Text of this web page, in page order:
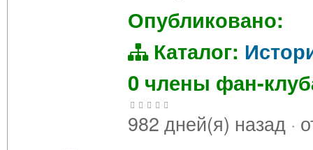
Опубликовано:
Каталог:
0 члены фан-
982 дней(я) назад ·